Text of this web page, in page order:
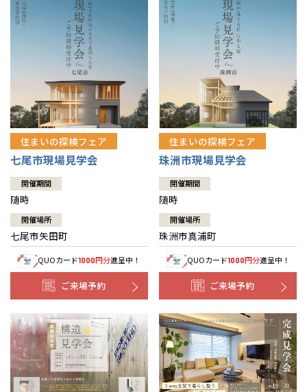
住まいの探検フェア
七尾市現場見学会
開催期間
随時
開催場所
七尾市矢田町
QUOカード1000円分進呈中！
ご来場予約
住まいの探検フェア
珠洲市現場見学会
開催期間
随時
開催場所
珠洲市真浦町
QUOカード1000円分進呈中！
ご来場予約